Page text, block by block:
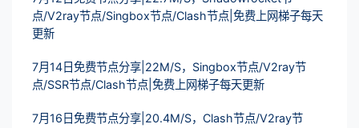
点/V2ray节点/Singbox节点/Clash节点|免费上网梯子每天
更新
7月14日免费节点分享|22M/S，Singbox节点/V2ray节
点/SSR节点/Clash节点|免费上网梯子每天更新
7月16日免费节点分享|20.4M/S，Clash节点/V2ray节